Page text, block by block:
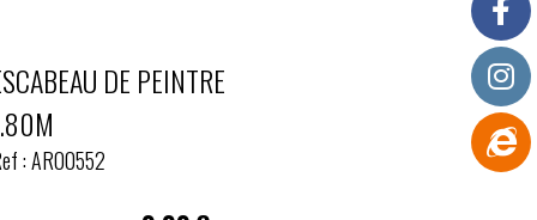
DE PEINTRE
:AR00552